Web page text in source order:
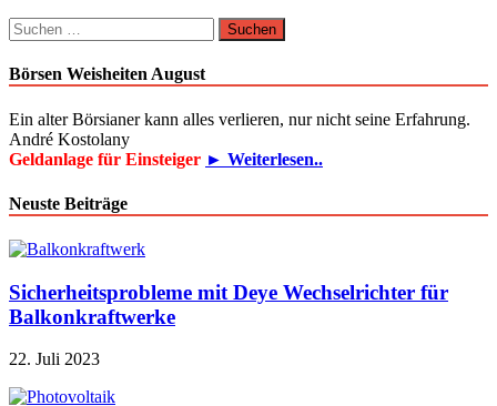
Suchen
nach:
Börsen Weisheiten August
Ein alter Börsianer kann alles verlieren, nur nicht seine Erfahrung.
André Kostolany
Geldanlage für Einsteiger ► Weiterlesen..
Neuste Beiträge
Sicherheitsprobleme mit Deye Wechselrichter für
Balkonkraftwerke
22. Juli 2023